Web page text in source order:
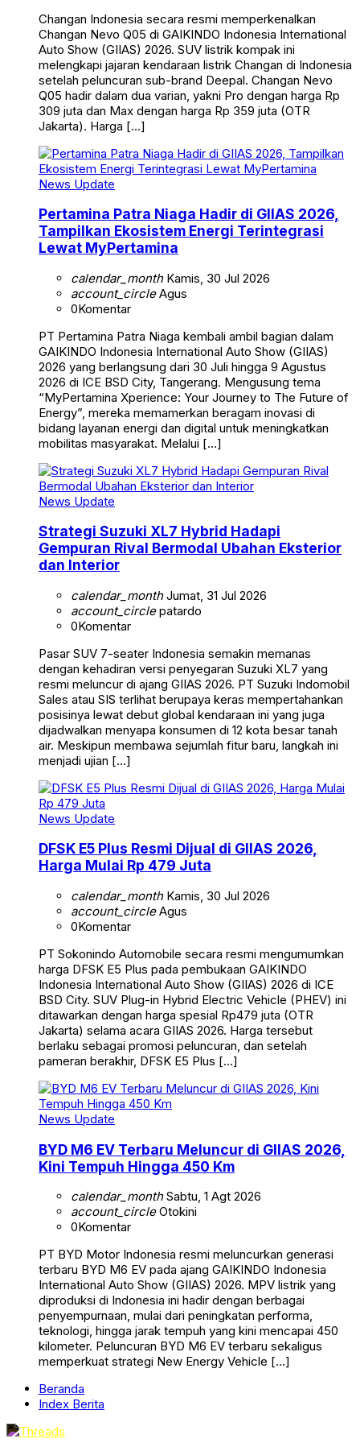
Changan Indonesia secara resmi memperkenalkan
Changan Nevo Q05 di GAIKINDO Indonesia International
Auto Show (GIIAS) 2026. SUV listrik kompak ini
melengkapi jajaran kendaraan listrik Changan di Indonesia
setelah peluncuran sub-brand Deepal. Changan Nevo
Q05 hadir dalam dua varian, yakni Pro dengan harga Rp
309 juta dan Max dengan harga Rp 359 juta (OTR
Jakarta). Harga […]
News Update
Pertamina Patra Niaga Hadir di GIIAS 2026,
Tampilkan Ekosistem Energi Terintegrasi
Lewat MyPertamina
calendar_monthKamis, 30 Jul 2026
account_circleAgus
0Komentar
PT Pertamina Patra Niaga kembali ambil bagian dalam
GAIKINDO Indonesia International Auto Show (GIIAS)
2026 yang berlangsung dari 30 Juli hingga 9 Agustus
2026 di ICE BSD City, Tangerang. Mengusung tema
“MyPertamina Xperience: Your Journey to The Future of
Energy”, mereka memamerkan beragam inovasi di
bidang layanan energi dan digital untuk meningkatkan
mobilitas masyarakat. Melalui […]
News Update
Strategi Suzuki XL7 Hybrid Hadapi
Gempuran Rival Bermodal Ubahan Eksterior
dan Interior
calendar_monthJumat, 31 Jul 2026
account_circlepatardo
0Komentar
Pasar SUV 7-seater Indonesia semakin memanas
dengan kehadiran versi penyegaran Suzuki XL7 yang
resmi meluncur di ajang GIIAS 2026. PT Suzuki Indomobil
Sales atau SIS terlihat berupaya keras mempertahankan
posisinya lewat debut global kendaraan ini yang juga
dijadwalkan menyapa konsumen di 12 kota besar tanah
air. Meskipun membawa sejumlah fitur baru, langkah ini
menjadi ujian […]
News Update
DFSK E5 Plus Resmi Dijual di GIIAS 2026,
Harga Mulai Rp 479 Juta
calendar_monthKamis, 30 Jul 2026
account_circleAgus
0Komentar
PT Sokonindo Automobile secara resmi mengumumkan
harga DFSK E5 Plus pada pembukaan GAIKINDO
Indonesia International Auto Show (GIIAS) 2026 di ICE
BSD City. SUV Plug-in Hybrid Electric Vehicle (PHEV) ini
ditawarkan dengan harga spesial Rp479 juta (OTR
Jakarta) selama acara GIIAS 2026. Harga tersebut
berlaku sebagai promosi peluncuran, dan setelah
pameran berakhir, DFSK E5 Plus […]
News Update
BYD M6 EV Terbaru Meluncur di GIIAS 2026,
Kini Tempuh Hingga 450 Km
calendar_monthSabtu, 1 Agt 2026
account_circleOtokini
0Komentar
PT BYD Motor Indonesia resmi meluncurkan generasi
terbaru BYD M6 EV pada ajang GAIKINDO Indonesia
International Auto Show (GIIAS) 2026. MPV listrik yang
diproduksi di Indonesia ini hadir dengan berbagai
penyempurnaan, mulai dari peningkatan performa,
teknologi, hingga jarak tempuh yang kini mencapai 450
kilometer. Peluncuran BYD M6 EV terbaru sekaligus
memperkuat strategi New Energy Vehicle […]
Beranda
Index Berita